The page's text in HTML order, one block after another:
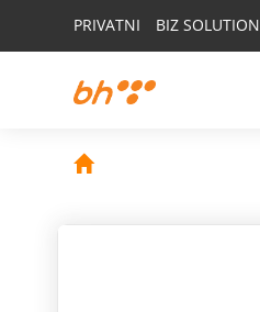
PRIVATNI BIZ SOLUTION